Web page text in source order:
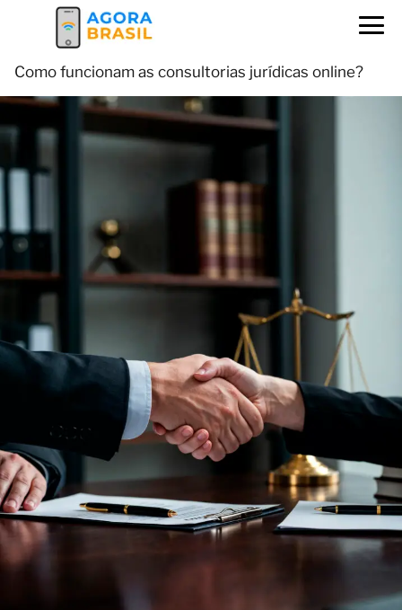
Como funcionam as consultorias jurídicas online?